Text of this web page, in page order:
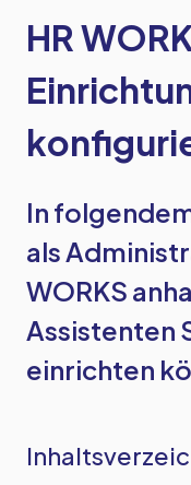
HR
In
als
WORKS
Assistenten
einrichten